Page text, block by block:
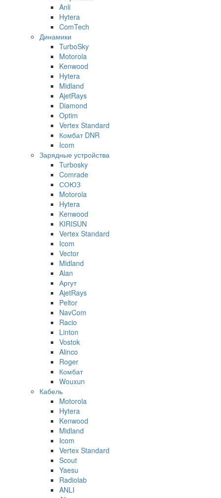
Anli
Hytera
ComTech
Динамики
TurboSky
Motorola
Kenwood
Hytera
Midland
AjetRays
Diamond
Optim
Vertex Standard
Комбат DNR
Icom
Зарядные устройства
Turbosky
Comrade
СОЮЗ
Motorola
Hytera
Kenwood
KIRISUN
Vertex Standard
Icom
Vector
Midland
Alan
Аргут
AjetRays
Peltor
NavCom
Racio
Linton
Vostok
Alinco
Roger
Комбат
Wouxun
Кабель
Motorola
Hytera
Kenwood
Midland
Icom
Vertex Standard
Scout
Yaesu
Radiolab
ANLI